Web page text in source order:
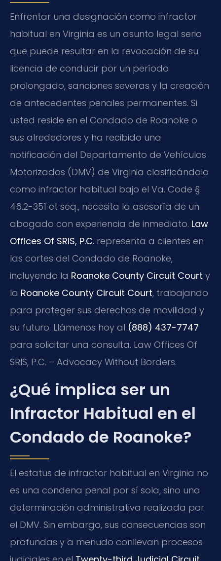
Enfrentar una designación como infractor
habitual en Virginia es un asunto legal serio
que puede resultar en la revocación de su
licencia de conducir por un período
prolongado, sanciones severas y la creación
de antecedentes penales permanentes. Si
usted reside en el Condado de Roanoke o
sus alrededores y ha recibido una
notificación del Departamento de Vehículos
Motorizados (DMV) de Virginia clasificándolo
como infractor habitual bajo el Va. Code §
46.2-351 et seq., necesita la asesoría de un
abogado con experiencia de inmediato. Law
Offices Of SRIS, P.C. representa a clientes en
las cortes del Condado de Roanoke,
incluyendo la Roanoke County Circuit Court y
la Roanoke County Circuit Court, trabajando
para proteger sus derechos de movilidad y
su futuro. Llámenos hoy al (888) 437-7747
para solicitar una consulta. Law Offices Of
SRIS, P.C. – Advocacy Without Borders.
¿Qué implica ser un
Infractor Habitual en el
Condado de Roanoke?
El estatus de infractor habitual en Virginia no
es una condena penal por sí sola, sino una
determinación administrativa realizada por
el DMV. Sin embargo, sus consecuencias son
profundas y a menudo conllevan procesos